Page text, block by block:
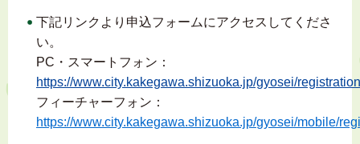
下記リンクより申込フォームにアクセスしてくださ
い。
PC・スマートフォン：
https://www.city.kakegawa.shizuoka.jp/gyosei/registration
フィーチャーフォン：
https://www.city.kakegawa.shizuoka.jp/gyosei/mobile/